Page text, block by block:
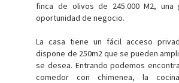
finca de olivos de 245.000 M2, una
oportunidad de negocio.
La casa tiene un fácil acceso
dispone de 250m2 que se pueden
se desea. Entrando podemos
comedor con chimenea, la